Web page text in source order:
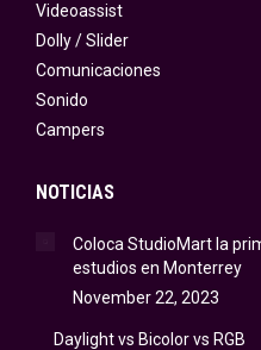
Videoassist
Dolly / Slider
Comunicaciones
Sonido
Campers
NOTICIAS
Coloca StudioMart la
estudios en Monterrey
November 22, 2023
Daylight vs Bicolor vs RGB